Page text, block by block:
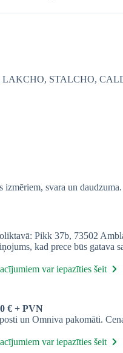
LAKCHO, STALCHO,
svara un
Pikk 37b, 73502
kad prece būs gatava
var iepazīties šeit
€ + PVN
un Omniva pakomāti.
var iepazīties šeit